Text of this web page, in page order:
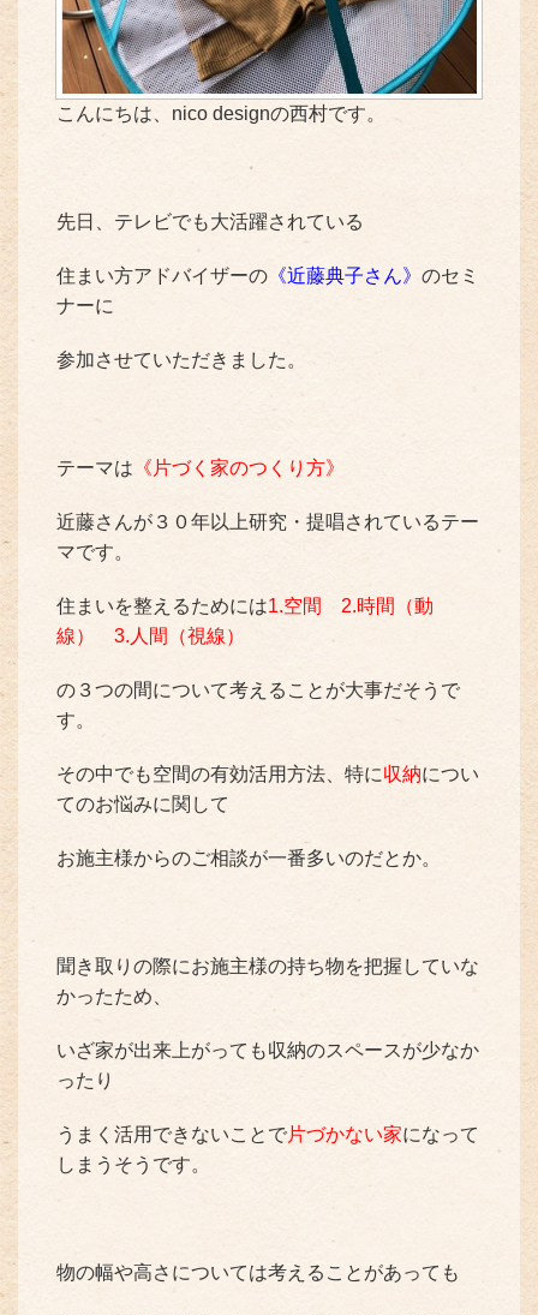
こんにちは、nico designの西村です。
先日、テレビでも大活躍されている
住まい方アドバイザーの 《近藤典子さん》 のセミ
ナーに
参加させていただきました。
テーマは 《片づく家のつくり方》
近藤さんが３０年以上研究・提唱されているテー
マです。
住まいを整えるためには1.空間 2.時間（動
線） 3.人間（視線）
の３つの間について考えることが大事だそうで
す。
その中でも空間の有効活用方法、特に収納につい
てのお悩みに関して
お施主様からのご相談が一番多いのだとか。
聞き取りの際にお施主様の持ち物を把握していな
かったため、
いざ家が出来上がっても収納のスペースが少なか
ったり
うまく活用できないことで片づかない家になって
しまうそうです。
物の幅や高さについては考えることがあっても